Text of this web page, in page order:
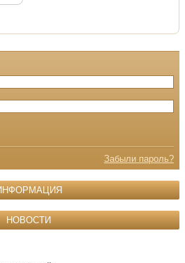
Забыли пароль?
НОВОСТИ